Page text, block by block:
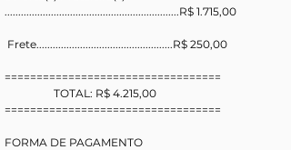
................................................................R$ 1.715,00
Frete..................................................R$ 250,00
==================================
                  TOTAL: R$ 4.215,00
==================================
FORMA DE PAGAMENTO